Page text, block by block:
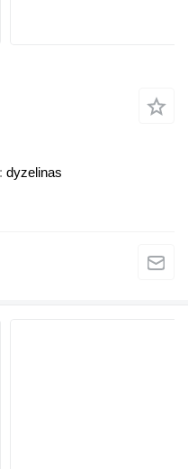
dyzelinas